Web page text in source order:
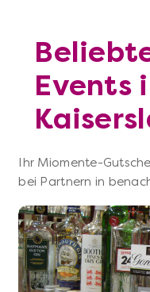
Events
Ihr Miomente-
bei Partnern in